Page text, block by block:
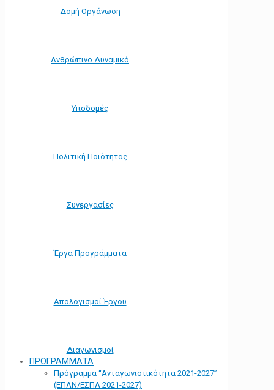
Δομή Οργάνωση
Ανθρώπινο Δυναμικό
Υποδομές
Πολιτική Ποιότητας
Συνεργασίες
Έργα Προγράμματα
Απολογισμοί Έργου
Διαγωνισμοί
ΠΡΟΓΡΑΜΜΑΤΑ
Πρόγραμμα “Ανταγωνιστικότητα 2021-2027”
(ΕΠΑΝ/ΕΣΠΑ 2021-2027)